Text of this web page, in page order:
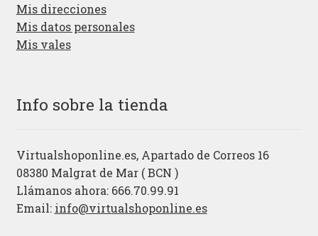
Mis direcciones
Mis datos personales
Mis vales
Info sobre la tienda
Virtualshoponline.es, Apartado de Correos 16
08380 Malgrat de Mar ( BCN )
Llámanos ahora: 666.70.99.91
Email: info@virtualshoponline.es